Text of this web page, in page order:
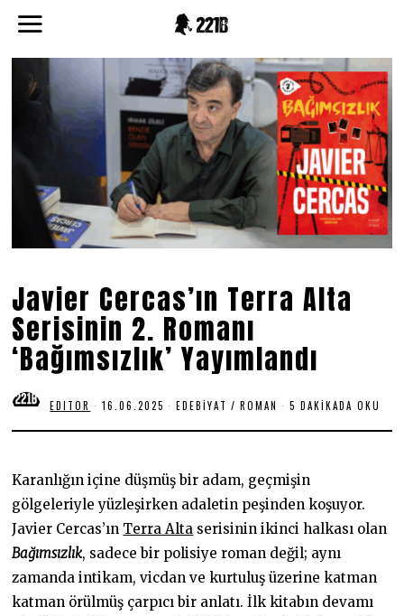
Javier Cercas’ın Terra Alta
Serisinin 2. Romanı
‘Bağımsızlık’ Yayımlandı
EDITOR 16.06.2025 1
.
.
2
0
2
5
EDEBIYAT / ROMAN 5 DAKIKADA OKU
Karanlığın içine düşmüş bir adam, geçmişin
gölgeleriyle yüzleşirken adaletin peşinden koşuyor.
Javier Cercas’ın Terra Alta serisinin ikinci halkası olan
Bağımsızlık, sadece bir polisiye roman değil; aynı
zamanda intikam, vicdan ve kurtuluş üzerine katman
katman örülmüş çarpıcı bir anlatı. İlk kitabın devamı